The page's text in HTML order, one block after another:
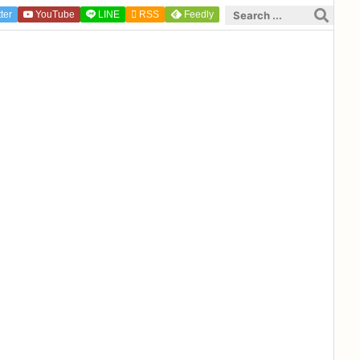
YouTube LINE  RSS Feedly